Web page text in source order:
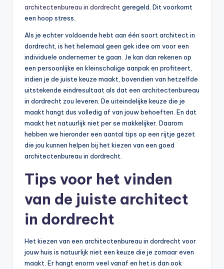
architectenbureau in dordrecht geregeld. Dit voorkomt
een hoop stress.
Als je echter voldoende hebt aan één soort architect in
dordrecht, is het helemaal geen gek idee om voor een
individuele ondernemer te gaan. Je kan dan rekenen op
een persoonlijke en kleinschalige aanpak en profiteert,
indien je de juiste keuze maakt, bovendien van hetzelfde
uitstekende eindresultaat als dat een architectenbureau
in dordrecht zou leveren. De uiteindelijke keuze die je
maakt hangt dus volledig af van jouw behoeften. En dat
maakt het natuurlijk niet per se makkelijker. Daarom
hebben we hieronder een aantal tips op een rijtje gezet
die jou kunnen helpen bij het kiezen van een goed
architectenbureau in dordrecht.
Tips voor het vinden
van de juiste architect
in dordrecht
Het kiezen van een architectenbureau in dordrecht voor
jouw huis is natuurlijk niet een keuze die je zomaar even
maakt. Er hangt enorm veel vanaf en het is dan ook